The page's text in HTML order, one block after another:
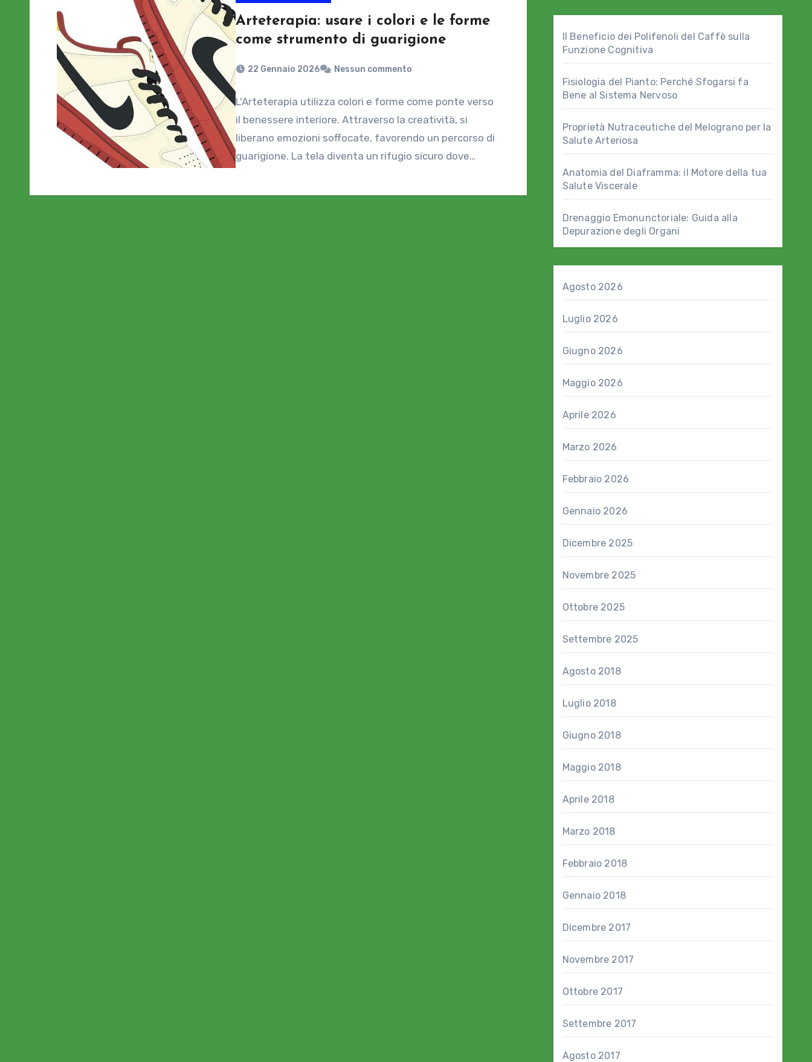
Arteterapia: usare i colori e le forme
come strumento di guarigione
22 Gennaio 2026 Nessun commento
L'Arteterapia utilizza colori e forme come ponte verso
il benessere interiore. Attraverso la creatività, si
liberano emozioni soffocate, favorendo un percorso di
guarigione. La tela diventa un rifugio sicuro dove…
Il Beneficio dei Polifenoli del Caffè sulla
Funzione Cognitiva
Fisiologia del Pianto: Perché Sfogarsi fa
Bene al Sistema Nervoso
Proprietà Nutraceutiche del Melograno per la
Salute Arteriosa
Anatomia del Diaframma: il Motore della tua
Salute Viscerale
Drenaggio Emonunctoriale: Guida alla
Depurazione degli Organi
Agosto 2026
Luglio 2026
Giugno 2026
Maggio 2026
Aprile 2026
Marzo 2026
Febbraio 2026
Gennaio 2026
Dicembre 2025
Novembre 2025
Ottobre 2025
Settembre 2025
Agosto 2018
Luglio 2018
Giugno 2018
Maggio 2018
Aprile 2018
Marzo 2018
Febbraio 2018
Gennaio 2018
Dicembre 2017
Novembre 2017
Ottobre 2017
Settembre 2017
Agosto 2017